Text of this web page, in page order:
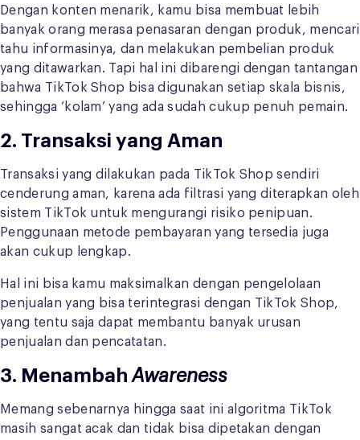
Dengan konten menarik, kamu bisa membuat lebih
banyak orang merasa penasaran dengan produk, mencari
tahu informasinya, dan melakukan pembelian produk
yang ditawarkan. Tapi hal ini dibarengi dengan tantangan
bahwa TikTok Shop bisa digunakan setiap skala bisnis,
sehingga ‘kolam’ yang ada sudah cukup penuh pemain.
2. Transaksi yang Aman
Transaksi yang dilakukan pada TikTok Shop sendiri
cenderung aman, karena ada filtrasi yang diterapkan oleh
sistem TikTok untuk mengurangi risiko penipuan.
Penggunaan metode pembayaran yang tersedia juga
akan cukup lengkap.
Hal ini bisa kamu maksimalkan dengan pengelolaan
penjualan yang bisa terintegrasi dengan TikTok Shop,
yang tentu saja dapat membantu banyak urusan
penjualan dan pencatatan.
3. Menambah Awareness
Memang sebenarnya hingga saat ini algoritma TikTok
masih sangat acak dan tidak bisa dipetakan dengan